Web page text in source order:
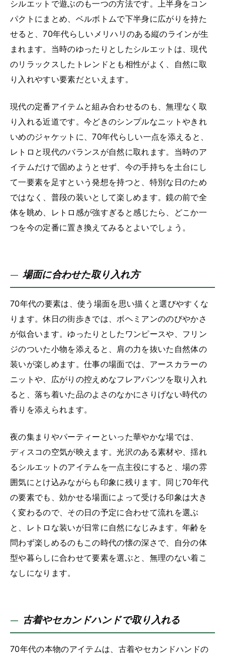
シルエットで遊ぶのも一つの方法です。上半身をコン
パクトにまとめ、ベルボトムで下半身に広がりを持た
せると、70年代らしいメリハリのある縦のラインが生
まれます。当時のゆったりとしたシルエットは、現代
のリラックスしたトレンドとも相性がよく、自然に取
り入れやすい要素だといえます。
現代の定番アイテムと組み合わせるのも、無理なく取
り入れる近道です。今どきのシンプルなニットやきれ
いめのジャケットに、70年代らしい一点を添えると、
レトロと現代のバランスが自然に取れます。当時のア
イテムだけで固めようとせず、今の手持ちを土台にし
て一要素を足すという発想を持つと、特別な日のため
ではなく、普段の装いとして楽しめます。鏡の前で全
体を眺め、レトロ感が強すぎると感じたら、どこか一
つを今の定番に置き換えてみるとよいでしょう。
場面に合わせた取り入れ方
70年代の要素は、使う場面を思い描くと選びやすくな
ります。休日の街歩きでは、ボヘミアンののびやかさ
が似合います。ゆったりとしたワンピースや、フリン
ジのついた小物を添えると、肩の力を抜いた自然体の
装いが楽しめます。仕事の場面では、アースカラーの
ニットや、広がりの控えめなフレアパンツを取り入れ
ると、落ち着いた品のよさのなかにさりげない時代の
香りを添えられます。
夜の集まりやパーティーといった華やかな場では、
ディスコの空気が映えます。光沢のある素材や、揺れ
るシルエットのアイテムを一点主役にすると、場の雰
囲気にとけ込みながらも印象に残ります。同じ70年代
の要素でも、効かせる場面によって受ける印象は大き
く変わるので、その日の予定に合わせて流れを選ぶ
と、レトロな装いが日常に自然になじみます。年齢を
問わず楽しめるのもこの時代の懐の深さで、自分の体
型や暮らしに合わせて要素を選ぶと、無理のない着こ
なしになります。
古着やセカンドハンドで取り入れる
70年代の本物のアイテムは、古着やセカンドハンドの